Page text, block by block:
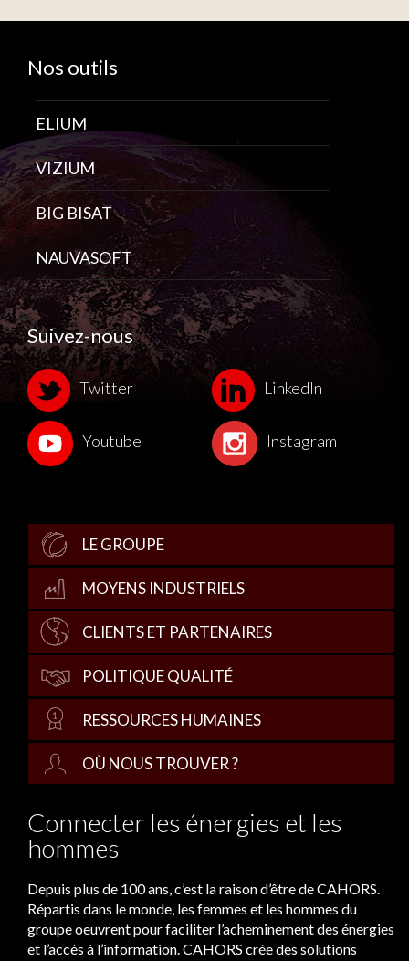
Nos outils
ELIUM
VIZIUM
BIG BISAT
NAUVASOFT
Suivez-nous
Twitter LinkedIn
Youtube Instagram
LE GROUPE
MOYENS INDUSTRIELS
CLIENTS ET PARTENAIRES
POLITIQUE QUALITÉ
RESSOURCES HUMAINES
OÙ NOUS TROUVER ?
Connecter les énergies et les
hommes
Depuis plus de 100 ans, c’est la raison d’être de CAHORS.
Répartis dans le monde, les femmes et les hommes du
groupe oeuvrent pour faciliter l’acheminement des énergies
et l’accès à l’information. CAHORS crée des solutions